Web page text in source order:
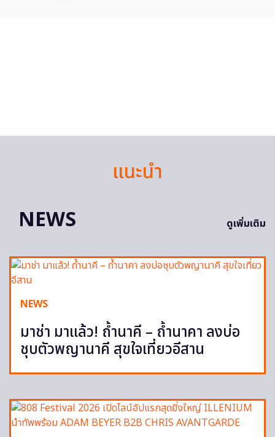
แนะนำ
NEWS
ดูเพิ่มเติม
NEWS
มาช่า มาแล้ว! ถ้ำนาคี – ถ้ำนาคา ลงบ่อ
ชุบตัวพญานาคี สุขใจเที่ยวอีสาน